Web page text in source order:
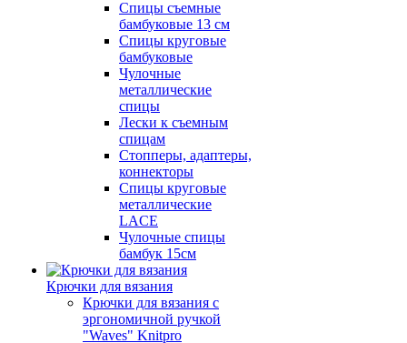
Спицы съемные
бамбуковые 13 см
Спицы круговые
бамбуковые
Чулочные
металлические
спицы
Лески к съемным
спицам
Стопперы, адаптеры,
коннекторы
Спицы круговые
металлические
LACE
Чулочные спицы
бамбук 15см
Крючки для вязания
Крючки для вязания с
эргономичной ручкой
"Waves" Knitpro